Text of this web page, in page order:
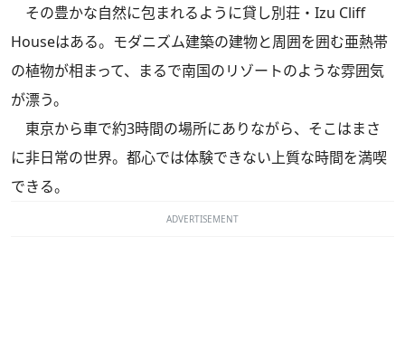
その豊かな自然に包まれるように貸し別荘・Izu Cliff
Houseはある。モダニズム建築の建物と周囲を囲む亜熱帯
の植物が相まって、まるで南国のリゾートのような雰囲気
が漂う。
東京から車で約3時間の場所にありながら、そこはまさ
に非日常の世界。都心では体験できない上質な時間を満喫
できる。
ADVERTISEMENT